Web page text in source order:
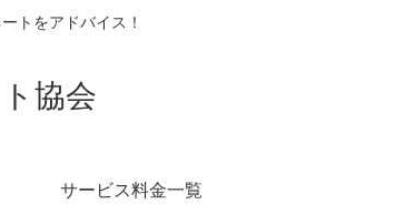
トをアドバイス！
協会
サービス料金一覧